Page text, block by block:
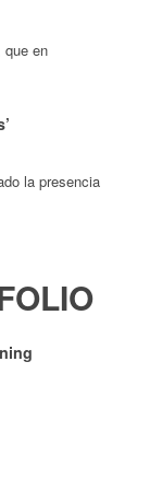
en
la presencia